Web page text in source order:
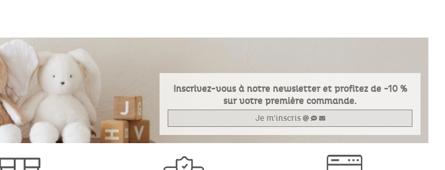
Inscrivez-vous à notre newsletter et profitez de -10 %
sur votre première commande.
Je m'inscris